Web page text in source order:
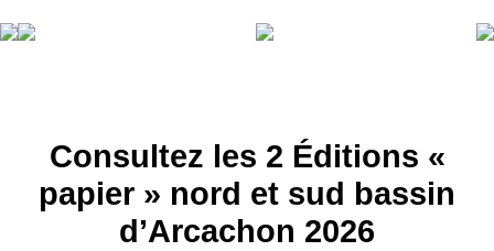
Consultez les 2 Éditions «
papier » nord et sud bassin
d’Arcachon 2026